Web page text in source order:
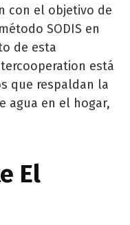
con el objetivo de
SODIS en
de esta
está
que respaldan la
agua en el hogar,
El